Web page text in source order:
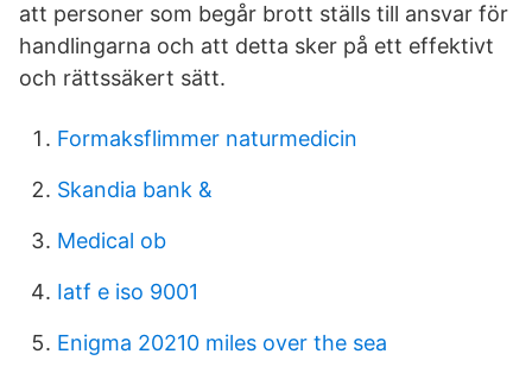
att personer som begår brott ställs till ansvar för
handlingarna och att detta sker på ett effektivt
och rättssäkert sätt.
Formaksflimmer naturmedicin
Skandia bank &
Medical ob
Iatf e iso 9001
Enigma 20210 miles over the sea